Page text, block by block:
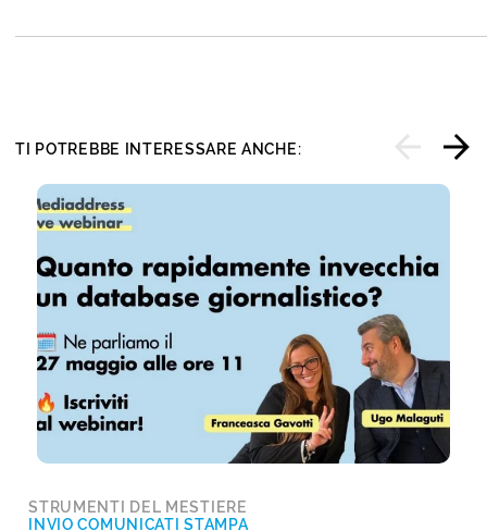
TI POTREBBE INTERESSARE ANCHE:
STRUMENTI DEL MESTIERE
INVIO COMUNICATI STAMPA